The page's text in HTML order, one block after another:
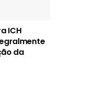
ICH
da